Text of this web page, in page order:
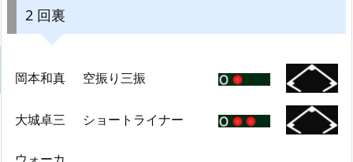
2 回裏
岡本和真 空振り三振
大城卓三 ショートライナー